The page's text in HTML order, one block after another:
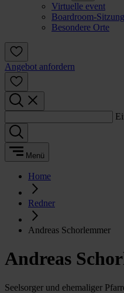
Virtuelle event
Boardroom-
Besondere Orte
Angebot anfordern
Menü
Home
Redner
Andreas Schorlemmer
Andreas
Seelsorger und ehemaliger